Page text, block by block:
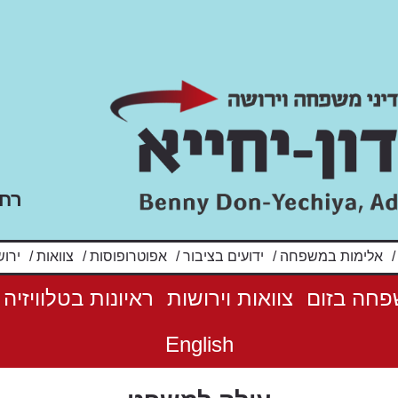
רח'
ידועים בציבור/ אפוטרופוסות/ צוואות/ ירושות/ ניהול עזבונות/
בזום צוואות וירושות ראיונות בטלוויזיה
English